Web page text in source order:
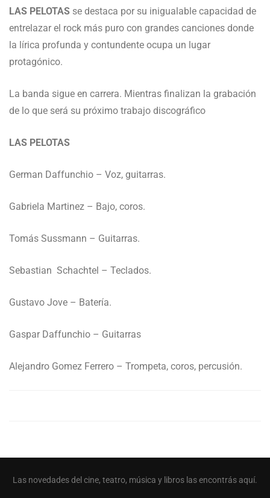
LAS PELOTAS se destaca por su inigualable capacidad de
entrelazar el rock más puro con grandes canciones donde
la lírica profunda y contundente ocupa un lugar
protagónico.
La banda sigue en carrera. Mientras finalizan la grabación
de lo que será su próximo trabajo discográfico
LAS PELOTAS
German Daffunchio – Voz, guitarras.
Gabriela Martinez – Bajo, coros.
Tomás Sussmann – Guitarras.
Sebastian Schachtel – Teclados.
Gustavo Jove – Batería.
Gaspar Daffunchio – Guitarras
Alejandro Gomez Ferrero – Trompeta, coros, percusión.
Las novedades del cine, teatro, música y libros las encontrás aquí.